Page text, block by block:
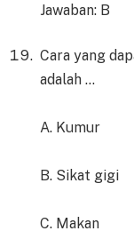
Jawaban: B
Cara yang
adalah …
A. Kumur
B. Sikat gigi
C. Makan